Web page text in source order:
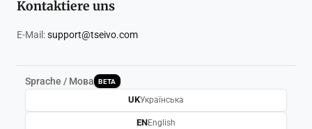
Kontaktiere uns
E-Mail:support@tseivo.com
Sprache / Мова BETA
UKУкраїнська
ENEnglish